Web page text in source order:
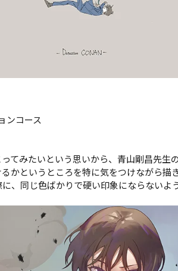
ンコース
てみたいという思いから、青山剛昌先生
かというところを特に気をつけながら
、同じ色ばかりで硬い印象にならない